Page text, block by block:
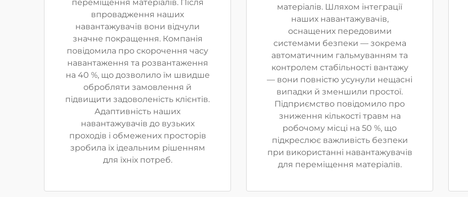
переміщення матеріалів. Після
впровадження наших
навантажувачів вони відчули
значне покращення. Компанія
повідомила про скорочення часу
навантаження та розвантаження
на 40 %, що дозволило їм швидше
обробляти замовлення й
підвищити задоволеність клієнтів.
Адаптивність наших
навантажувачів до вузьких
проходів і обмежених просторів
зробила їх ідеальним рішенням
для їхніх потреб.
матеріалів. Шляхом інтеграції
наших навантажувачів,
оснащених передовими
системами безпеки — зокрема
автоматичним гальмуванням та
контролем стабільності вантажу
— вони повністю усунули нещасні
випадки й зменшили простої.
Підприємство повідомило про
зниження кількості травм на
робочому місці на 50 %, що
підкреслює важливість безпеки
при використанні навантажувачів
для переміщення матеріалів.